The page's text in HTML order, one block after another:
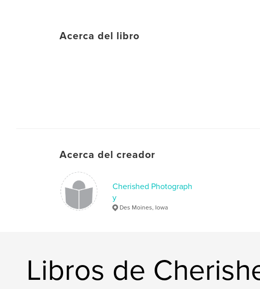
Acerca del libro
Acerca del creador
Cherished Photograph
y
Des Moines, Iowa
Libros de